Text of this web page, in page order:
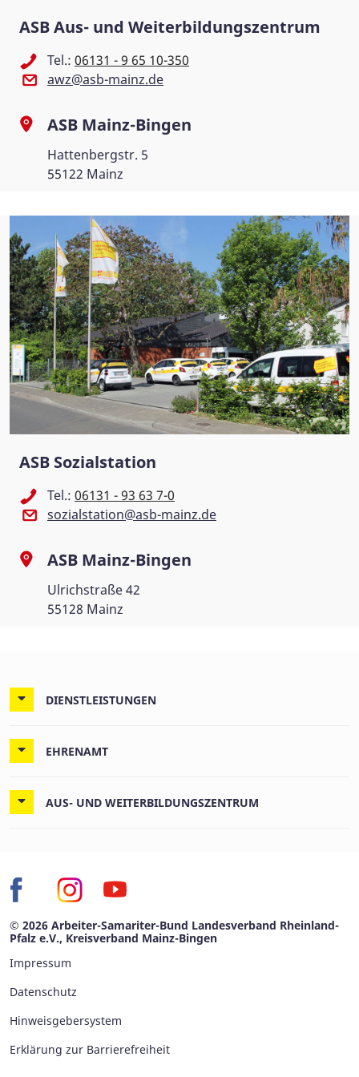
ASB Aus- und Weiterbildungszentrum
Tel.: 06131 - 9 65 10-350
awz@asb-mainz.de
ASB Mainz-Bingen
Hattenbergstr. 5
55122 Mainz
ASB Sozialstation
Tel.: 06131 - 93 63 7-0
sozialstation@asb-mainz.de
ASB Mainz-Bingen
Ulrichstraße 42
55128 Mainz
DIENSTLEISTUNGEN
EHRENAMT
AUS- UND WEITERBILDUNGSZENTRUM
© 2026 Arbeiter-Samariter-Bund Landesverband Rheinland-
Pfalz e.V., Kreisverband Mainz-Bingen
Impressum
Datenschutz
Hinweisgebersystem
Erklärung zur Barrierefreiheit